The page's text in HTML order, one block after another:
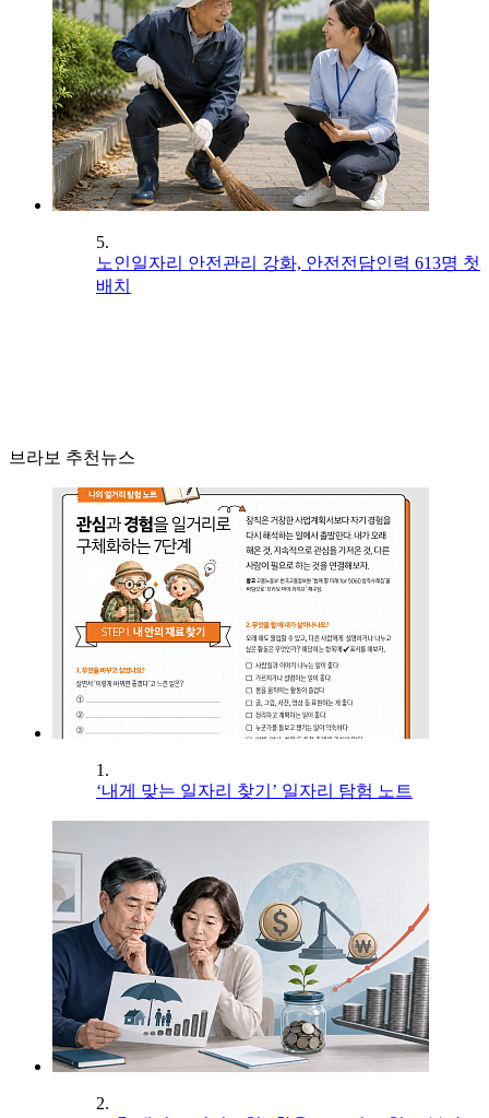
5.
노인일자리 안전관리 강화, 안전전담인력 613명 첫
배치
브라보 추천뉴스
1.
‘내게 맞는 일자리 찾기’ 일자리 탐험 노트
2.